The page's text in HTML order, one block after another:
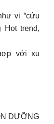
vị “cứu
Hot trend,
với xu
DƯỠNG